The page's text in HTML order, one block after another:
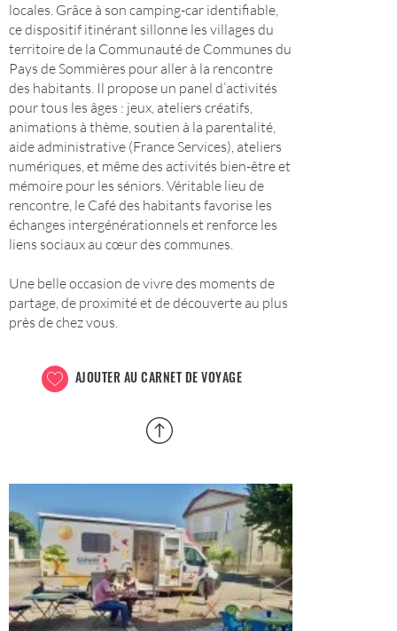
locales. Grâce à son camping-car identifiable,
ce dispositif itinérant sillonne les villages du
territoire de la Communauté de Communes du
Pays de Sommières pour aller à la rencontre
des habitants. Il propose un panel d’activités
pour tous les âges : jeux, ateliers créatifs,
animations à thème, soutien à la parentalité,
aide administrative (France Services), ateliers
numériques, et même des activités bien-être et
mémoire pour les séniors. Véritable lieu de
rencontre, le Café des habitants favorise les
échanges intergénérationnels et renforce les
liens sociaux au cœur des communes.
Une belle occasion de vivre des moments de
partage, de proximité et de découverte au plus
près de chez vous.
AJOUTER AU CARNET DE VOYAGE